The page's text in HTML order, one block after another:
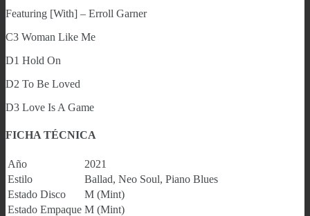
Featuring [With] – Erroll Garner
C3 Woman Like Me
D1 Hold On
D2 To Be Loved
D3 Love Is A Game
FICHA TÉCNICA
Año
2021
Estilo
Ballad, Neo Soul, Piano Blues
Estado Disco
M (Mint)
Estado Empaque M (Mint)